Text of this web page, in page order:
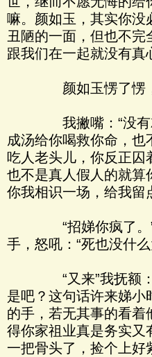
嘛。颜如玉，其实你没
丑陋的一面，但也不完
跟我们在一起就没有真
颜如玉愣了愣，
我撇嘴：“没有就
成汤给你喝救你命，也
吃人老头儿，你反正囚
也不是真人假人的就算
你我相识一场，给我留
“招娣你疯了。”
手，怒吼：“死也没什
“又来”我抚额：“
是吧？这句话许来娣小
的手，若无其事的看着
得你家祖业真是务实又
一把骨头了，捡个上好